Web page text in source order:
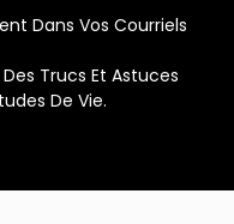
Dans Vos Courriels
Trucs Et Astuces
De Vie.